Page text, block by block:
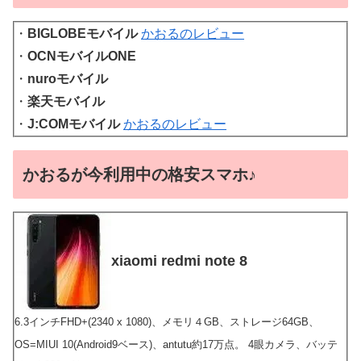
・ BIGLOBEモバイル かおるのレビュー
・ OCNモバイルONE
・ nuroモバイル
・ 楽天モバイル
・ J:COMモバイル かおるのレビュー
かおるが今利用中の格安スマホ♪
xiaomi redmi note 8
6.3インチFHD+(2340 x 1080)、メモリ４GB、ストレージ64GB、
OS=MIUI 10(Android9ベース)、antutu約17万点。 4眼カメラ、バッテ